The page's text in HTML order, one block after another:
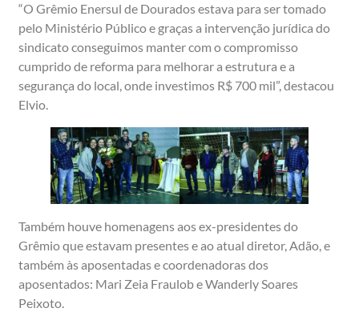
“O Grêmio Enersul de Dourados estava para ser tomado
pelo Ministério Público e graças a intervenção jurídica do
sindicato conseguimos manter com o compromisso
cumprido de reforma para melhorar a estrutura e a
segurança do local, onde investimos R$ 700 mil”, destacou
Elvio.
Também houve homenagens aos ex-presidentes do
Grêmio que estavam presentes e ao atual diretor, Adão, e
também às aposentadas e coordenadoras dos
aposentados: Mari Zeia Fraulob e Wanderly Soares
Peixoto.